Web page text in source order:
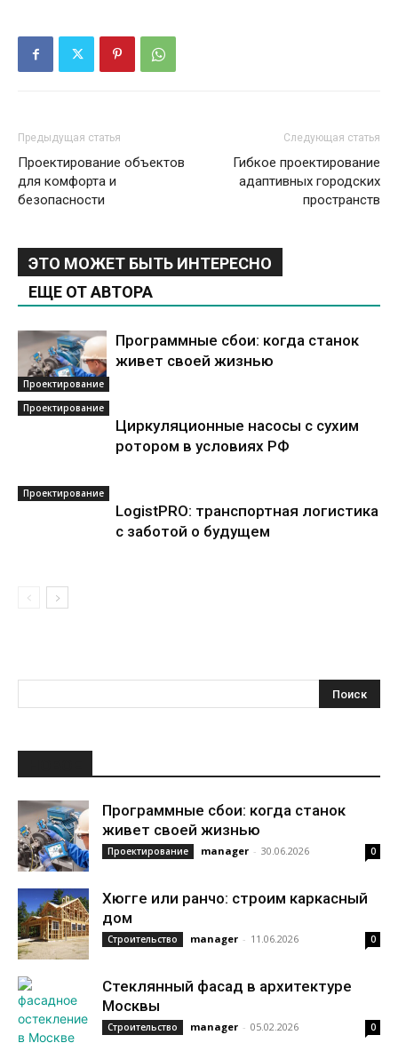
Предыдущая статья
Проектирование объектов
для комфорта и
безопасности
Следующая статья
Гибкое проектирование
адаптивных городских
пространств
ЭТО МОЖЕТ БЫТЬ ИНТЕРЕСНО
ЕЩЕ ОТ АВТОРА
Проектирование
Программные сбои: когда станок
живет своей жизнью
Проектирование
Циркуляционные насосы с сухим
ротором в условиях РФ
Проектирование
LogistPRO: транспортная логистика
с заботой о будущем
Программные сбои: когда станок
живет своей жизнью
Проектирование manager - 30.06.2026 0
Хюгге или ранчо: строим каркасный
дом
Строительство manager - 11.06.2026 0
Стеклянный фасад в архитектуре
Москвы
Строительство manager - 05.02.2026 0